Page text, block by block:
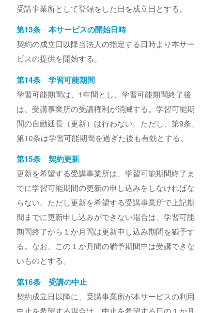
受講事業所として登録をした日を成立日とする。
第13条 本サービスの開始日時
契約の成立日以降当法人の指定する日時より本サー
ビスの提供を開始する。
第14条 学習可能期間
学習可能期間は、1年間とし、学習可能期間終了後
は、受講事業所の受講権利が消滅する。学習可能期
間の自動延長（更新）は行わない。ただし、第9条、
第10条は学習可能期間を過ぎた後も有効とする。
第15条 契約更新
更新を希望する受講事業所は、学習可能期間終了ま
でに学習可能期間の更新の申し込みをしなければな
らない。ただし更新を希望する受講事業所で上記期
間までに更新申し込みができない場合は、学習可能
期間終了から１か月間は更新申し込み期間を猶予す
る。なお、この１か月間の猶予期間中は受講できな
いものとする。
第16条 受講の中止
契約成立日以降に、受講事業所が本サービスの利用